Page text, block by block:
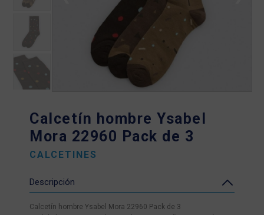
Calcetín hombre Ysabel
Mora 22960 Pack de 3
CALCETINES
Descripción
Calcetín hombre Ysabel Mora 22960 Pack de 3